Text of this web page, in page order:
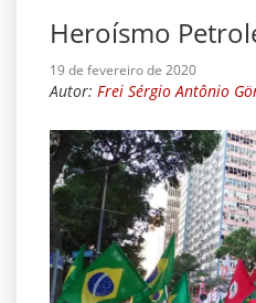
Heroísmo
19 de fevereiro de 2020
Autor: Frei Sérgio Antônio